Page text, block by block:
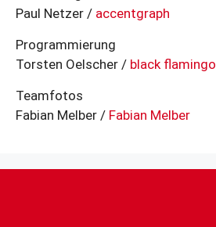
Paul Netzer / accentgraph
Programmierung
Torsten Oelscher / black flamingo
Teamfotos
Fabian Melber / Fabian Melber